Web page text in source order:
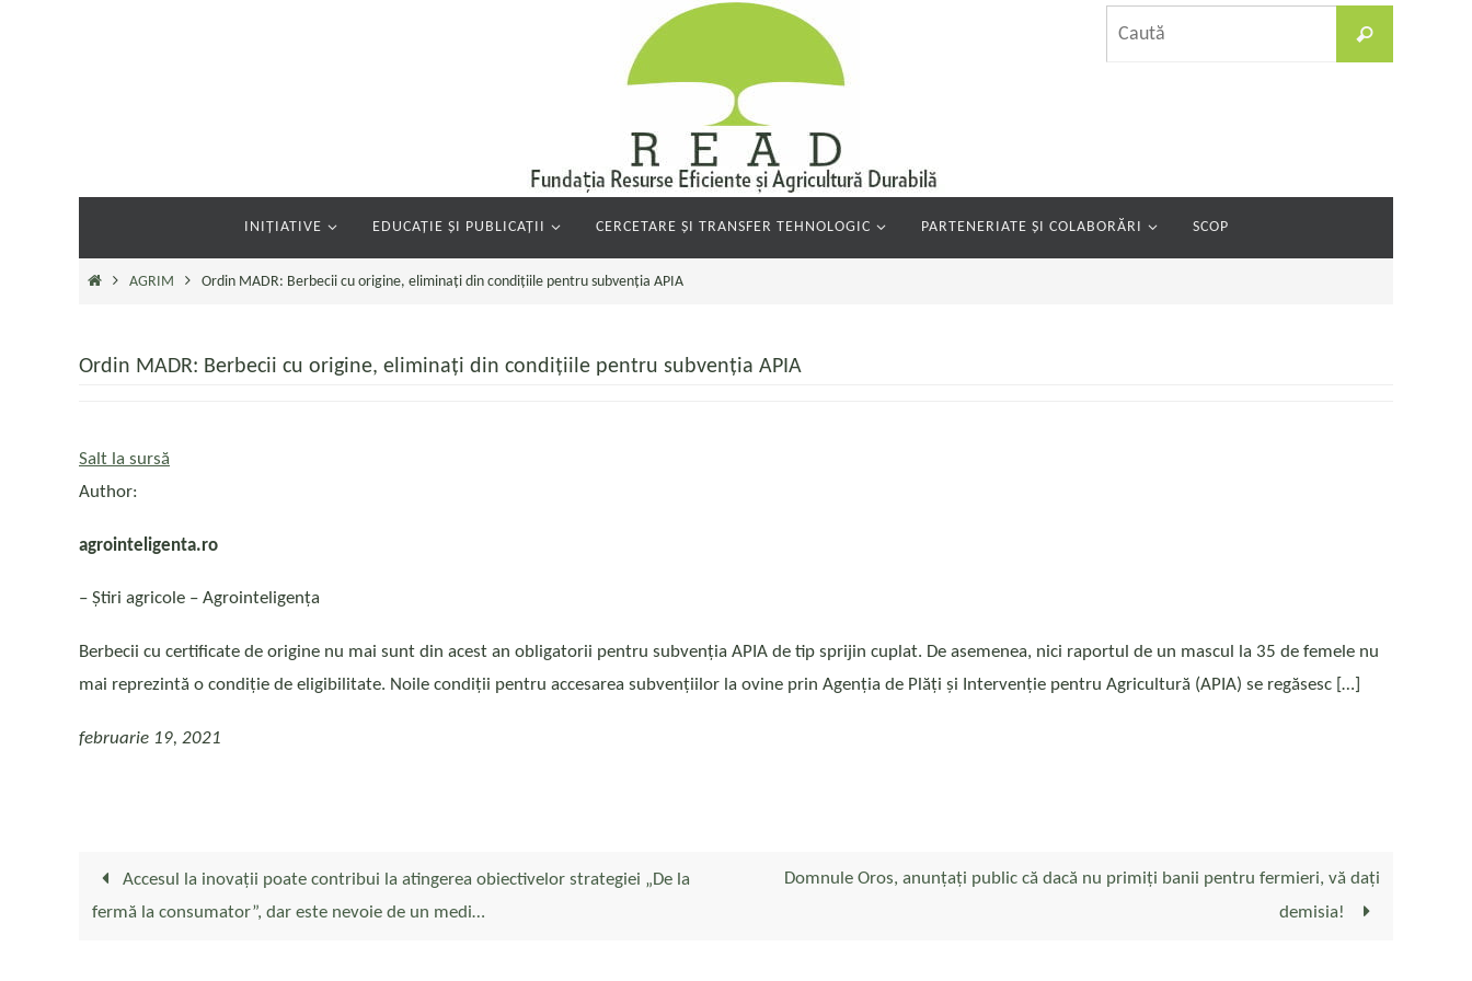
Caută
INIȚIATIVE EDUCAȚIE ȘI PUBLICAȚII CERCETARE ȘI TRANSFER TEHNOLOGIC PARTENERIATE ȘI COLABORĂRI SCOP
PrimaAGRIM Ordin MADR: Berbecii cu origine, eliminați din condițiile pentru subvenția APIA
Ordin MADR: Berbecii cu origine, eliminați din condițiile pentru subvenția APIA
Salt la sursă
Author:
agrointeligenta.ro
– Ştiri agricole – Agrointeligența
Berbecii cu certificate de origine nu mai sunt din acest an obligatorii pentru subvenția APIA de tip sprijin cuplat. De asemenea, nici raportul de un mascul la 35 de femele nu
mai reprezintă o condiție de eligibilitate. Noile condiții pentru accesarea subvențiilor la ovine prin Agenția de Plăți și Intervenție pentru Agricultură (APIA) se regăsesc […]
februarie 19, 2021
Accesul la inovații poate contribui la atingerea obiectivelor strategiei „De la
fermă la consumator”, dar este nevoie de un medi…
Domnule Oros, anunțați public că dacă nu primiți banii pentru fermieri, vă dați
demisia!